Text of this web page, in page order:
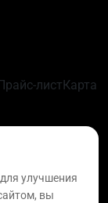
Прайс-лист Карта
улучшения
вы